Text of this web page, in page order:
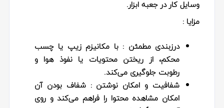
وسایل کار در جعبه ابزار.
مزایا :
درزبندی مطمئن : با مکانیزم زیپ یا چسب
محکم، از ریختن محتویات یا نفوذ هوا و
رطوبت جلوگیری می‌کند.
شفافیت و امکان نوشتن : شفاف بودن آن
امکان مشاهده محتوا را فراهم می‌کند و روی